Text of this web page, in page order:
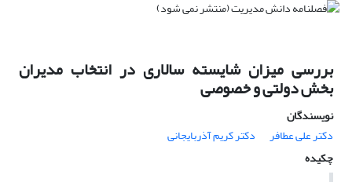
بررسی میزان شایسته سالاری در انتخاب مدیران
بخش دولتی و خصوصی
نویسندگان
دکتر علی عطافر
دکتر کریم آذربایجانی
چکیده